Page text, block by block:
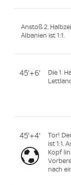
Anstoß 2.
Albanien ist 1:1.
45'+6'
Die 1.
45'+4'
Tor!
ist 1:1.
Kopf
nach